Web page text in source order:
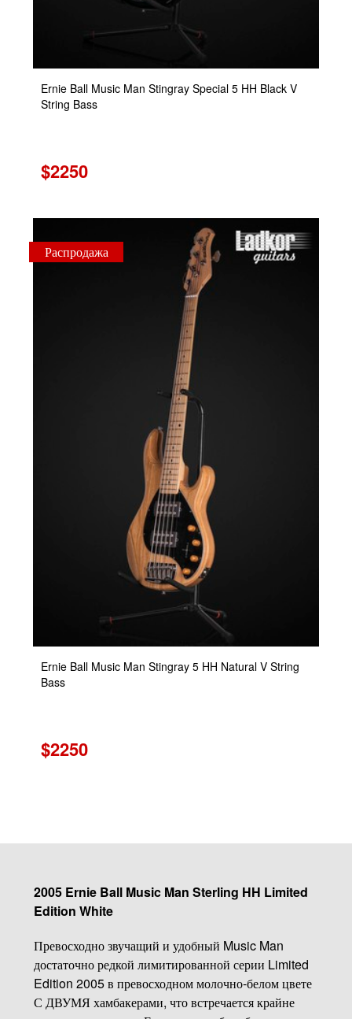
Ernie Ball Music Man Stingray Special 5 HH Black V
String Bass
$2250
Распродажа
Ernie Ball Music Man Stingray 5 HH Natural V String
Bass
$2250
2005 Ernie Ball Music Man Sterling HH Limited
Edition White
Превосходно звучащий и удобный Music Man
достаточно редкой лимитированной серии Limited
Edition 2005 в превосходном молочно-белом цвете
С ДВУМЯ хамбакерами, что встречается крайне